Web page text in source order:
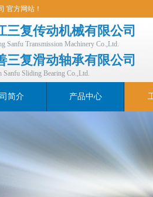
官方网站！
三复传动机械有限公司
Sanfu Transmission Machinery Co.,Ltd.
三复滑动轴承有限公司
Sanfu Sliding Bearing Co.,Ltd.
简介 产品中心